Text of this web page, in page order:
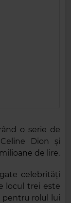
o serie de
Dion și
de lire.
celebrități
locul trei este
pentru rolul lui